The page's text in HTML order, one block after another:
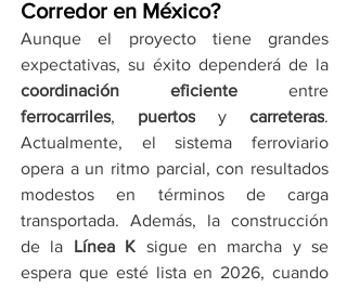
Corredor en México?
Aunque el proyecto tiene grandes
coordinación eficiente
ferrocarriles, puertos y carreteras.
Actualmente, el sistema ferroviario
opera a un ritmo parcial, con resultados
modestos en términos de carga
transportada. Además, la construcción
de la Línea K sigue en marcha y se
espera que esté lista en 2026, cuando